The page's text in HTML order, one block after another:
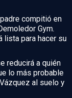
compitió en
Gym.
lista para hacer su
reducirá a quién
lo más probable
al suelo y